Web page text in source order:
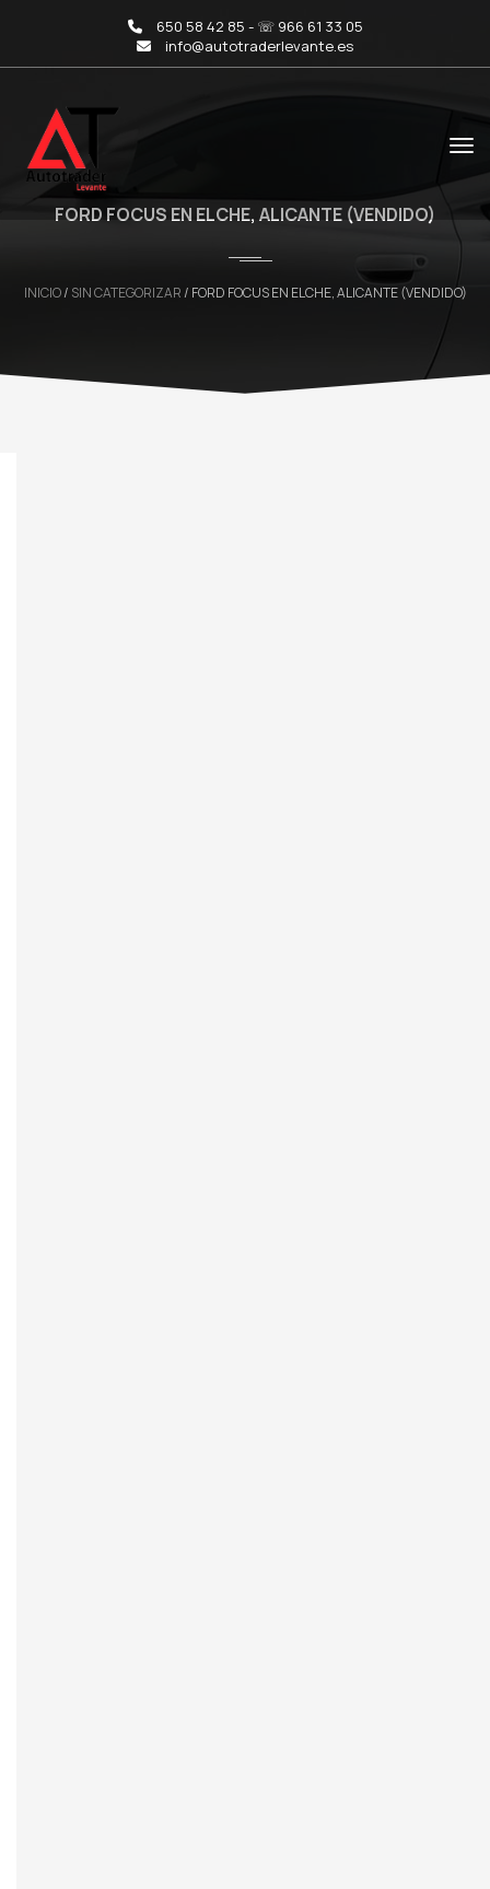
650 58 42 85 - ☏ 966 61 33 05
info@autotraderlevante.es
FORD FOCUS EN ELCHE, ALICANTE (VENDIDO)
INICIO/ SIN CATEGORIZAR/ FORD FOCUS EN ELCHE, ALICANTE (VENDIDO)